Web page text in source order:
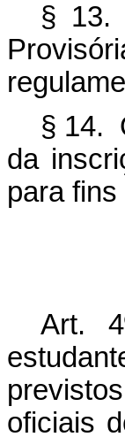
§ 13.
§ 14.
da
para
Art.
oficiais